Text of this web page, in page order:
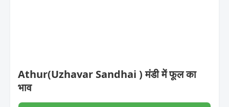
Athur(Uzhavar Sandhai ) मंडी में फूल का
भाव